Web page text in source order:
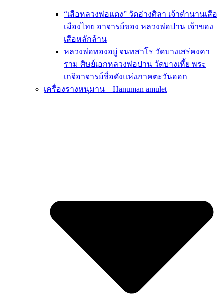
“เสือหลวงพ่อแตง” วัดอ่างศิลา เจ้าตำนานเสือ
เมืองไทย อาจารย์ของ หลวงพ่อปาน เจ้าของ
เสือหลักล้าน
หลวงพ่อทองอยู่ จนทสาโร วัดบางเสร่คงคา
ราม ศิษย์เอกหลวงพ่อปาน วัดบางเหี้ย พระ
เกจิอาจารย์ชื่อดังแห่งภาคตะวันออก
เครื่องรางหนุมาน – Hanuman amulet